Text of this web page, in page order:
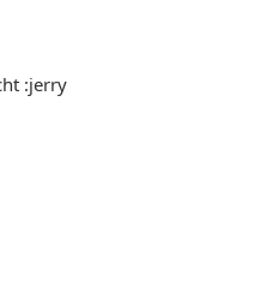
:jerry